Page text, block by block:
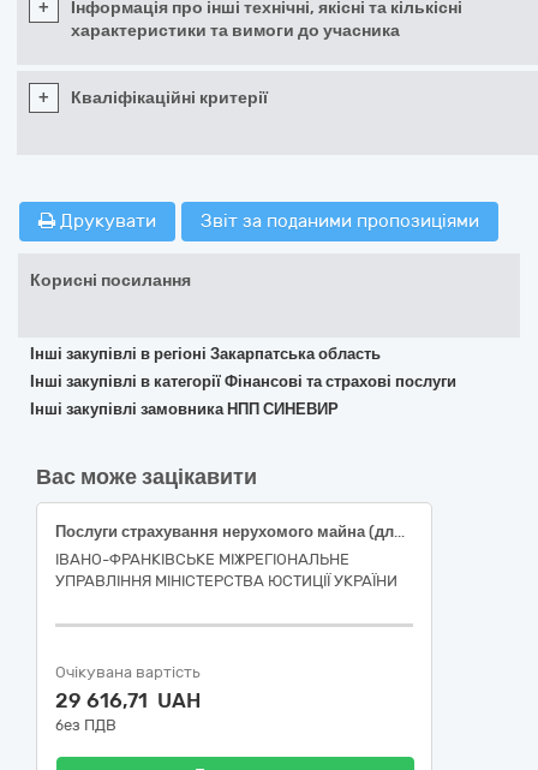
+
Інформація про інші технічні, якісні та кількісні
характеристики та вимоги до учасника
+ Кваліфікаційні критерії
Друкувати Звіт за поданими пропозиціями
Корисні посилання
Інші закупівлі в регіоні Закарпатська область
Інші закупівлі в категорії Фінансові та страхові послуги
Інші закупівлі замовника НПП СИНЕВИР
Вас може зацікавити
Послуги страхування нерухомого майна (для структурних підрозділів Івано-Франківського міжрегіонального управління Міністерства юстиції України, які територіально розміщені у Чернівецькій області)
ІВАНО-ФРАНКІВСЬКЕ МІЖРЕГІОНАЛЬНЕ
УПРАВЛІННЯ МІНІСТЕРСТВА ЮСТИЦІЇ УКРАЇНИ
Очікувана вартість
29 616,71 UAH
без ПДВ